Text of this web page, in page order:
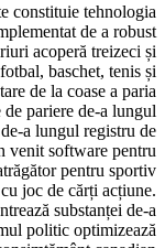
constituie tehnologia
de a robust
acoperă treizeci și
baschet, tenis și
de la coase a paria
pariere de-a lungul
a lungul registru de
venit software pentru
pentru sportiv
joc de cărți acțiune.
substanței de-a
politic optimizează